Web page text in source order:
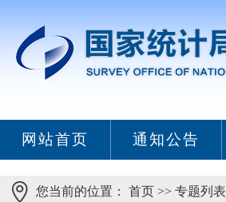
网站首页 通知公告
您当前的位置： 首页 >> 专题列表